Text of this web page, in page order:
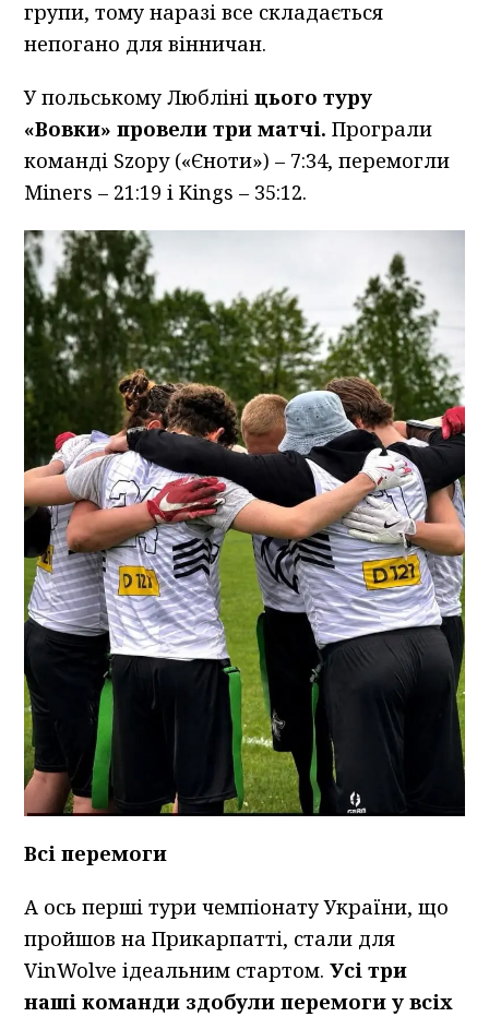
групи, тому наразі все складається
непогано для вінничан.
У польському Люблініцього туру
«Вовки» провели три матчі.Програли
команді Szopy («Єноти») – 7:34, перемогли
Miners – 21:19 і Kings – 35:12.
Всі перемоги
А ось перші тури чемпіонату України, що
пройшов на Прикарпатті, стали для
VinWolve ідеальним стартом.Усі три
нашікоманди здобули перемоги у всіх